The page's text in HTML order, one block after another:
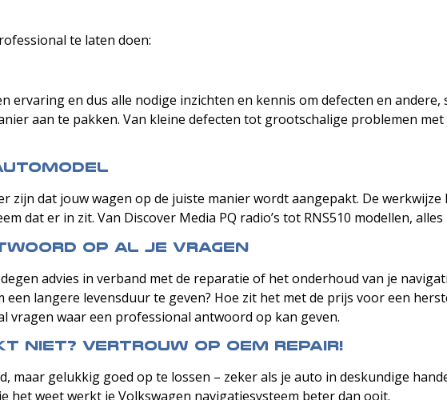
te laten doen:
ervaring en dus alle nodige inzichten en kennis om defecten en
aan te pakken. Van kleine defecten tot grootschalige problemen
zijn dat jouw wagen op de juiste manier wordt aangepakt. De werkwijze
dat er in zit. Van Discover Media PQ radio’s tot RNS510 modellen,
op al je vragen
advies in verband met de reparatie of het onderhoud van je
langere levensduur te geven? Hoe zit het met de prijs voor een
vragen waar een professional antwoord op kan geven.
niet? Vertrouw op OEM Repair!
maar gelukkig goed op te lossen – zeker als je auto in deskundige
het weet werkt je Volkswagen navigatiesysteem beter dan ooit.